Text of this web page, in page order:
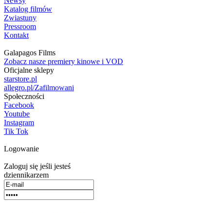
Katalog filmów
Zwiastuny
Pressroom
Kontakt
Galapagos Films
Zobacz nasze premiery kinowe i VOD
Oficjalne sklepy
starstore.pl
allegro.pl/Zafilmowani
Społeczności
Facebook
Youtube
Instagram
Tik Tok
Logowanie
Zaloguj się jeśli jesteś
dziennikarzem